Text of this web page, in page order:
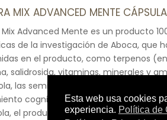
MIX ADVANCED MENTE
Advanced Mente es un producto
de la investigación de Aboca, que
en el producto, como terpenos
salidrosida, vitaminas, minerales y
las semillas de Uva y la Salvia
cognitivo gracias al extracto de
el producto mejora el rendimiento